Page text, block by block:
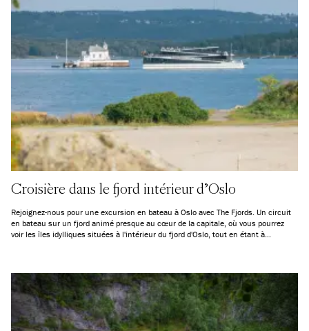
Croisière dans le fjord intérieur d'Oslo
Rejoignez-nous pour une excursion en bateau à Oslo avec The Fjords. Un circuit
en bateau sur un fjord animé presque au cœur de la capitale, où vous pourrez
voir les îles idylliques situées à l'intérieur du fjord d'Oslo, tout en étant à